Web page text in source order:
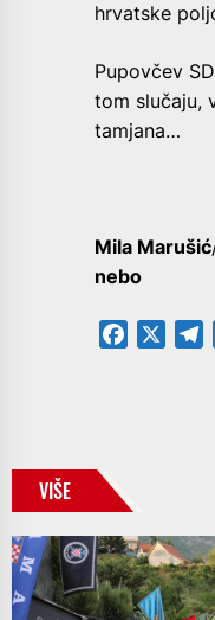
hrvatske
Pupovčev
tom slučaju,
tamjana…
Mila Marušić
nebo
Facebook
VIŠE